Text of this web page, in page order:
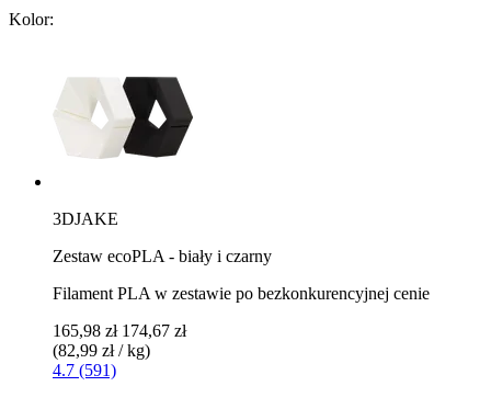
Kolor:
3DJAKE
Zestaw ecoPLA - biały i czarny
Filament PLA w zestawie po bezkonkurencyjnej cenie
165,98 zł 174,67 zł
(82,99 zł / kg)
4.7 (591)